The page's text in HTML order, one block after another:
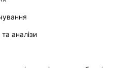
аналізи